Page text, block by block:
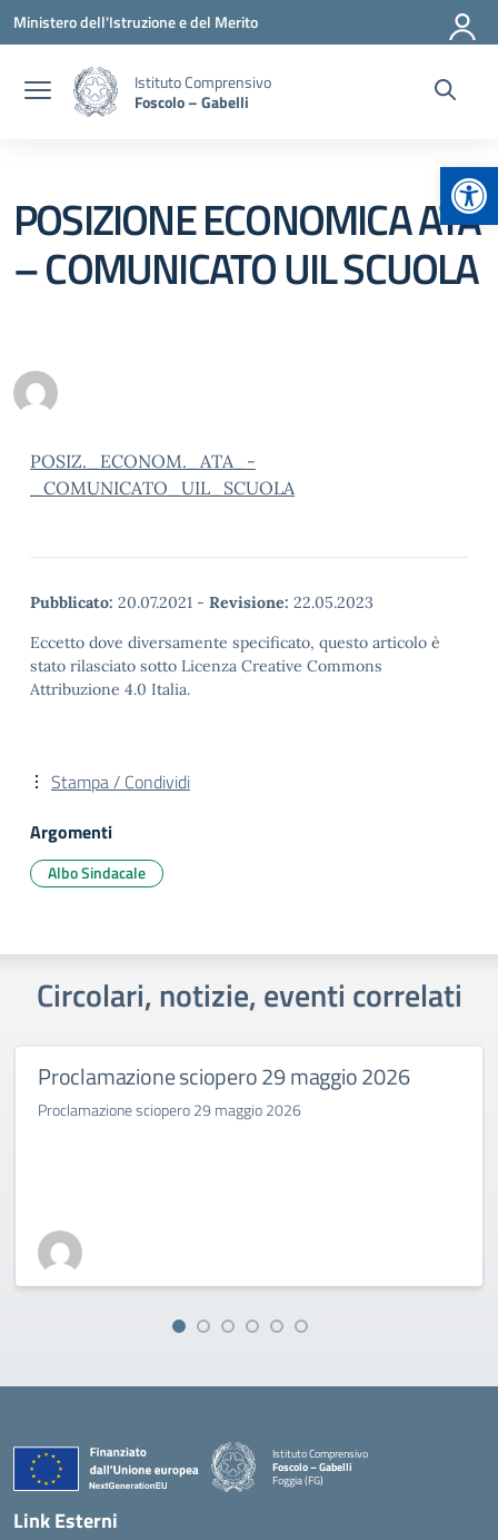
Vai ai contenuti
Vai al menu di navigazione
Vai al footer
Ministero dell'Istruzione e del Merito
Istituto Comprensivo
Foscolo – Gabelli
POSIZIONE ECONOMICA ATA
– COMUNICATO UIL SCUOLA
POSIZ._ECONOM._ATA_-
_COMUNICATO_UIL_SCUOLA
Pubblicato: 20.07.2021 - Revisione: 22.05.2023
Eccetto dove diversamente specificato, questo articolo è
stato rilasciato sotto Licenza Creative Commons
Attribuzione 4.0 Italia.
Stampa / Condividi
Argomenti
Albo Sindacale
Circolari, notizie, eventi correlati
Proclamazione sciopero 29 maggio 2026
Proclamazione sciopero 29 maggio 2026
Istituto Comprensivo
Foscolo – Gabelli
Foggia (FG)
— Visita la pagina iniziale della scuola
Link Esterni